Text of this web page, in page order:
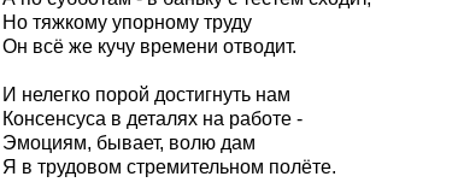
Но тяжкому упорному труду
Он всё же кучу времени отводит.
И нелегко порой достигнуть нам
Консенсуса в деталях на работе -
Эмоциям, бывает, волю дам
Я в трудовом стремительном полёте.